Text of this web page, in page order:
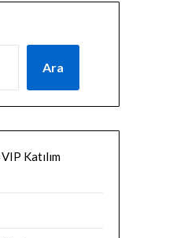
Ara
Katılım